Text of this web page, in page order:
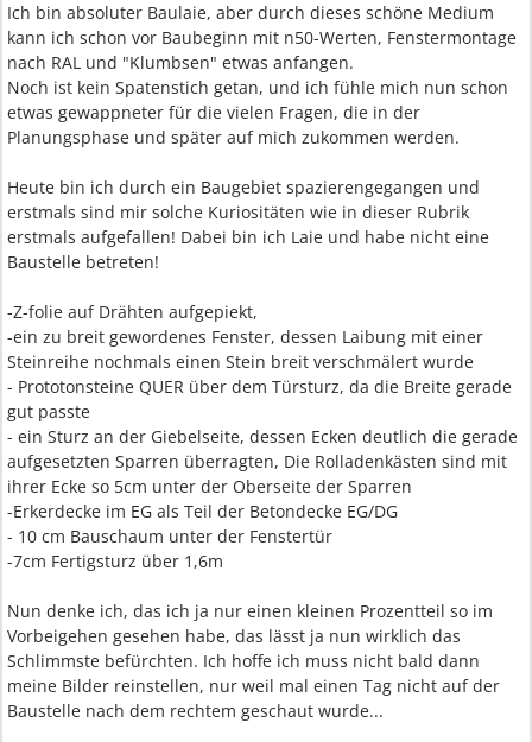
Ich bin absoluter Baulaie, aber durch dieses schöne Medium
kann ich schon vor Baubeginn mit n50-Werten, Fenstermontage
nach RAL und "Klumbsen" etwas anfangen.
Noch ist kein Spatenstich getan, und ich fühle mich nun schon
etwas gewappneter für die vielen Fragen, die in der
Planungsphase und später auf mich zukommen werden.
Heute bin ich durch ein Baugebiet spazierengegangen und
erstmals sind mir solche Kuriositäten wie in dieser Rubrik
erstmals aufgefallen! Dabei bin ich Laie und habe nicht eine
Baustelle betreten!
-Z-folie auf Drähten aufgepiekt,
-ein zu breit gewordenes Fenster, dessen Laibung mit einer
Steinreihe nochmals einen Stein breit verschmälert wurde
- Prototonsteine QUER über dem Türsturz, da die Breite gerade
gut passte
- ein Sturz an der Giebelseite, dessen Ecken deutlich die gerade
aufgesetzten Sparren überragten, Die Rolladenkästen sind mit
ihrer Ecke so 5cm unter der Oberseite der Sparren
-Erkerdecke im EG als Teil der Betondecke EG/DG
- 10 cm Bauschaum unter der Fenstertür
-7cm Fertigsturz über 1,6m
Nun denke ich, das ich ja nur einen kleinen Prozentteil so im
Vorbeigehen gesehen habe, das lässt ja nun wirklich das
Schlimmste befürchten. Ich hoffe ich muss nicht bald dann
meine Bilder reinstellen, nur weil mal einen Tag nicht auf der
Baustelle nach dem rechtem geschaut wurde...